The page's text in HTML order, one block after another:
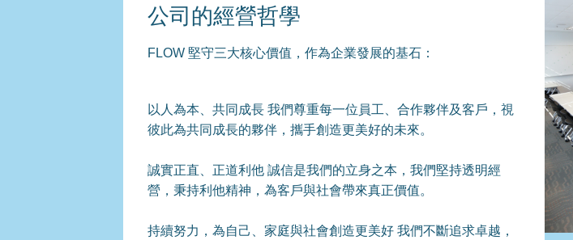
公司的經營哲學
FLOW 堅守三大核心價值，作為企業發展的基石：
以人為本、共同成長 我們尊重每一位員工、合作夥伴及客戶，視
彼此為共同成長的夥伴，攜手創造更美好的未來。
誠實正直、正道利他 誠信是我們的立身之本，我們堅持透明經
營，秉持利他精神，為客戶與社會帶來真正價值。
持續努力，為自己、家庭與社會創造更美好 我們不斷追求卓越，